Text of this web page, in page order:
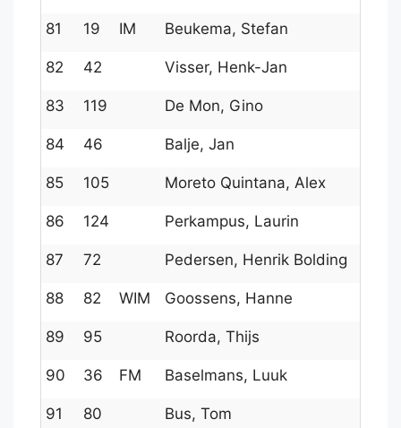
81 19 IM Beukema, Stefan
82 42 Visser, Henk-Jan
83 119 De Mon, Gino
84 46 Balje, Jan
85 105 Moreto Quintana, Alex
86 124 Perkampus, Laurin
87 72 Pedersen, Henrik Bolding
88 82 WIM Goossens, Hanne
89 95 Roorda, Thijs
90 36 FM Baselmans, Luuk
91 80 Bus, Tom